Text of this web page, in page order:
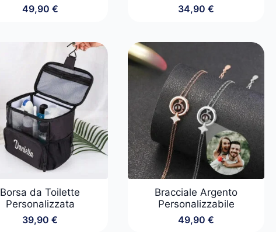
49,90 €
34,90€
Borsa da Toilette
Personalizzata
39,90€
Bracciale Argento
Personalizzabile
49,90€